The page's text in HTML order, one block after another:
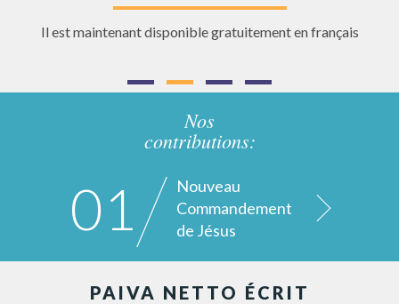
Il est maintenant disponible gratuitement en français
Nos
contributions:
01
Nouveau
Commandement
de Jésus
PAIVA NETTO ÉCRIT